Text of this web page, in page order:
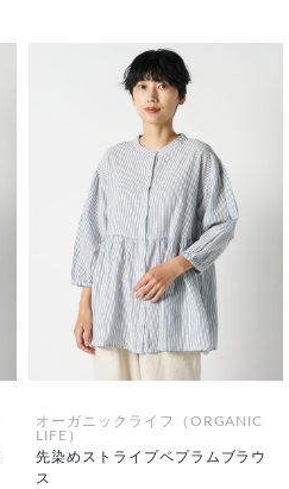
オーガニックライフ（ORGANIC
LIFE）
先染めストライプペプラムブラウ
ス